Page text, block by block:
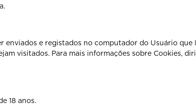
enviados e registados no computador do Usuário
visitados. Para mais informações sobre Cookies,
18 anos.